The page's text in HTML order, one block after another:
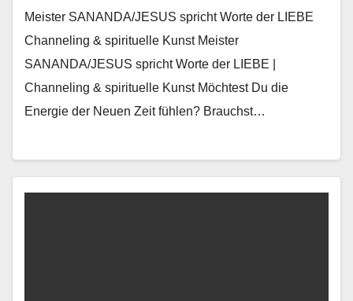
Meister SANANDA/JESUS spricht Worte der LIEBE
Channeling & spirituelle Kunst Meister
SANANDA/JESUS spricht Worte der LIEBE |
Channeling & spirituelle Kunst Möchtest Du die
Energie der Neuen Zeit fühlen? Brauchst…